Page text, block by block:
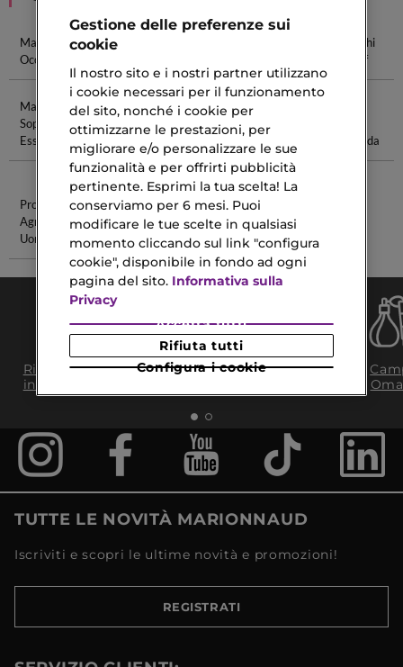
Matita Per Gli
Occhi
Palette Occhi
Matita Occhi
Waterproof
Matite
Sopracciglia
Essence
Invictus
Profumi
Jean Paul
Gaultier
Profumo
Donna
Con Lampada
Profumi
Agrumati Da
Uomo
Faubourg 24
Eau De
Parfum
Ritiro in negozio
in 2H
Consegna Gratuita
da 35€​ in 24/48H
TUTTE LE NOVITÀ MARIONNAUD
Iscriviti e scopri le ultime novità e promozioni!
REGISTRATI
Gestione delle preferenze sui
cookie
Il nostro sito e i nostri partner utilizzano
i cookie necessari per il funzionamento
del sito, nonché i cookie per
ottimizzarne le prestazioni, per
migliorare e/o personalizzare le sue
funzionalità e per offrirti pubblicità
pertinente. Esprimi la tua scelta! La
conserviamo per 6 mesi. Puoi
modificare le tue scelte in qualsiasi
momento cliccando sul link "configura
cookie", disponibile in fondo ad ogni
pagina del sito. Informativa sulla
Privacy
Configura i cookie
Rifiuta tutti
Accetta tutti